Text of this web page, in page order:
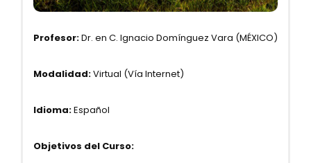
Profesor:Dr. en C. Ignacio Domínguez Vara (MÉXICO)
Modalidad:Virtual (Vía Internet)
Idioma:Español
Objetivos del Curso: